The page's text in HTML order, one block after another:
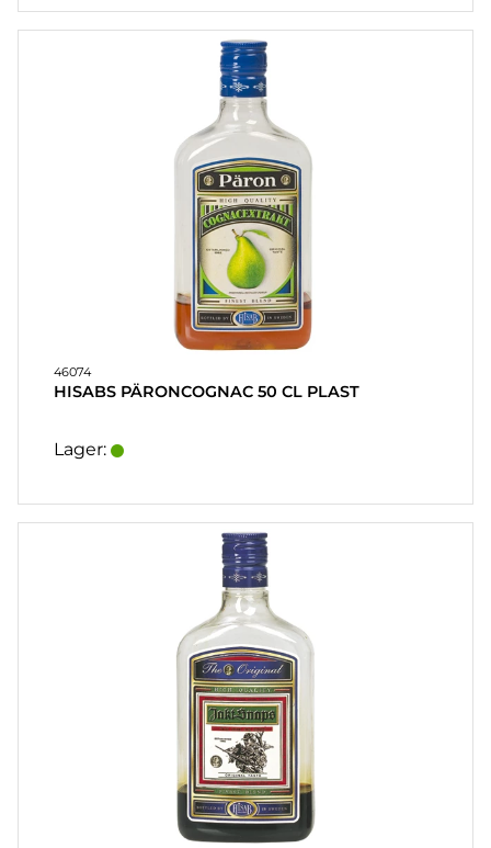
46074
HISABS PÄRONCOGNAC 50 CL PLAST
Lager: